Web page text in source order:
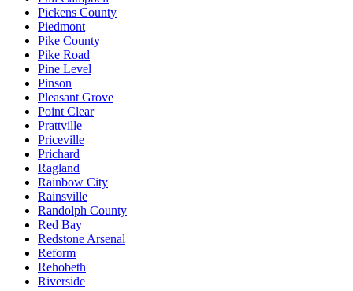
Pickens County
Piedmont
Pike County
Pike Road
Pine Level
Pinson
Pleasant Grove
Point Clear
Prattville
Priceville
Prichard
Ragland
Rainbow City
Rainsville
Randolph County
Red Bay
Redstone Arsenal
Reform
Rehobeth
Riverside